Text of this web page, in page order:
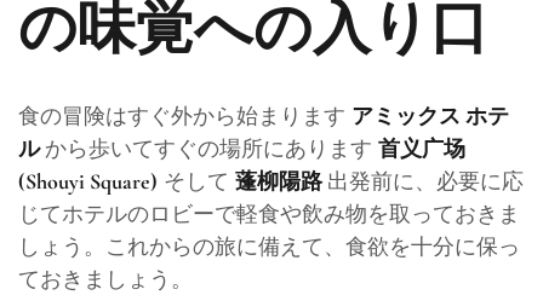
の味覚への入り口
食の冒険はすぐ外から始まります アミックス ホテ
ルから歩いてすぐの場所にあります 首义广场
(Shouyi Square) そして 蓬柳陽路出発前に、必要に応
じてホテルのロビーで軽食や飲み物を取っておきま
しょう。これからの旅に備えて、食欲を十分に保っ
ておきましょう。